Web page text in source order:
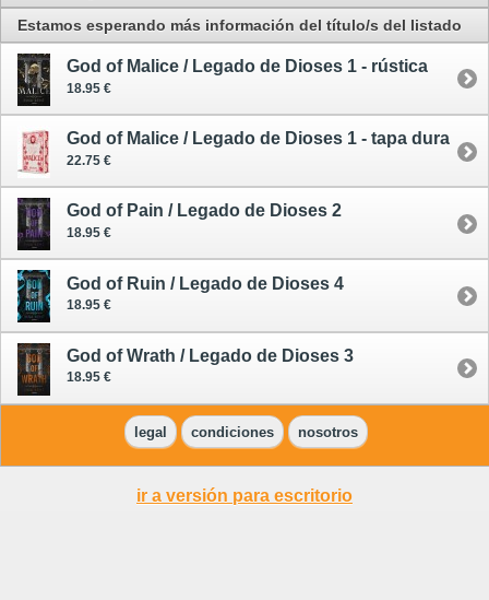
Estamos esperando más información del título/s del listado
God of Malice / Legado de Dioses 1 - rústica
18.95 €
God of Malice / Legado de Dioses 1 - tapa dura
22.75 €
God of Pain / Legado de Dioses 2
18.95 €
God of Ruin / Legado de Dioses 4
18.95 €
God of Wrath / Legado de Dioses 3
18.95 €
legal condiciones nosotros
ir a versión para escritorio